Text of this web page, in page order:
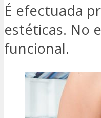
É efectuada
estéticas. No
funcional.